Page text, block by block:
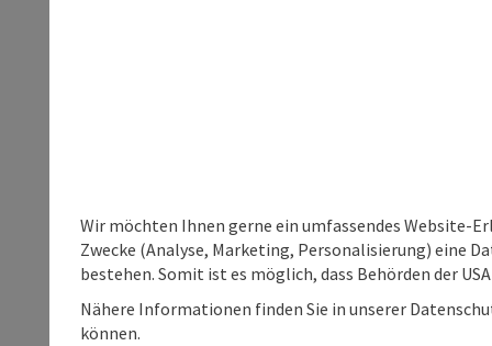
Wir möchten Ihnen gerne ein umfassendes Website-
Zwecke (Analyse, Marketing, Personalisierung) eine
bestehen. Somit ist es möglich, dass Behörden der
Nähere Informationen finden Sie in unserer
können.